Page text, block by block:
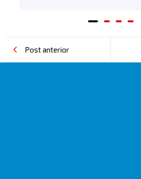
Post anterior